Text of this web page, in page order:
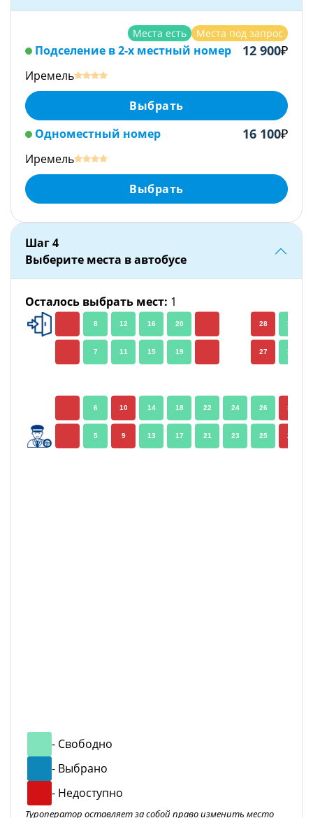
Места есть Места под запрос
Подселение в 2-х местный номер 12 900₽
Иремель
Выбрать
Одноместный номер
16 100₽
Иремель
Выбрать
Шаг4
Выберите места в автобусе
Осталось выбрать мест: 1
- Свободно
- Выбрано
- Недоступно
Туроператор оставляет за собой право изменить место